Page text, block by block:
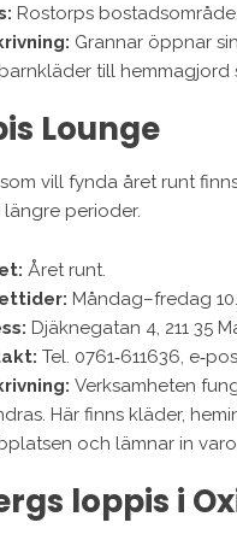
Rostorps
Grannar öppnar
till hemmagjord
Lounge
vill fynda året runt
perioder.
Året runt.
Måndag–fredag
Djäknegatan 4, 211 35
Tel. 0761‑611636,
Verksamheten
Här finns kläder,
och lämnar in
loppis i